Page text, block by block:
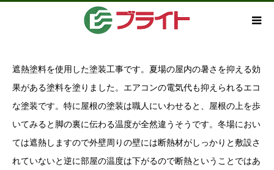
遮熱塗料を使用した塗装工事です。夏場の屋内の暑さを抑える効
果がある塗料を塗りました。エアコンの電気代も抑えられるエコ
な塗装です。特に屋根の塗装は職人にいわせると、屋根の上を歩
いてみると脚の裏に伝わる温度が全然違うそうです。冬場におい
ては遮熱しますので外壁周りの壁には断熱材がしっかりと敷設さ
れていないと逆に部屋の温度は下がるので断熱ということではあ